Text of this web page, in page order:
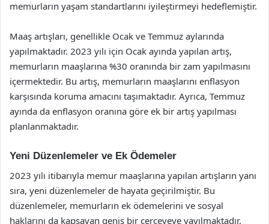
memurların yaşam standartlarını iyileştirmeyi hedeflemiştir.
Maaş artışları, genellikle Ocak ve Temmuz aylarında
yapılmaktadır. 2023 yılı için Ocak ayında yapılan artış,
memurların maaşlarına %30 oranında bir zam yapılmasını
içermektedir. Bu artış, memurların maaşlarını enflasyon
karşısında koruma amacını taşımaktadır. Ayrıca, Temmuz
ayında da enflasyon oranına göre ek bir artış yapılması
planlanmaktadır.
Yeni Düzenlemeler ve Ek Ödemeler
2023 yılı itibarıyla memur maaşlarına yapılan artışların yanı
sıra, yeni düzenlemeler de hayata geçirilmiştir. Bu
düzenlemeler, memurların ek ödemelerini ve sosyal
haklarını da kapsayan geniş bir çerçeveye yayılmaktadır.